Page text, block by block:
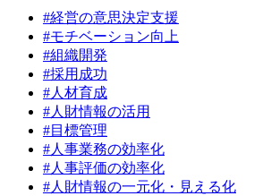
#経営の意思決定支援
#モチベーション向上
#組織開発
#採用成功
#人材育成
#人財情報の活用
#目標管理
#人事業務の効率化
#人事評価の効率化
#人財情報の一元化・見える化